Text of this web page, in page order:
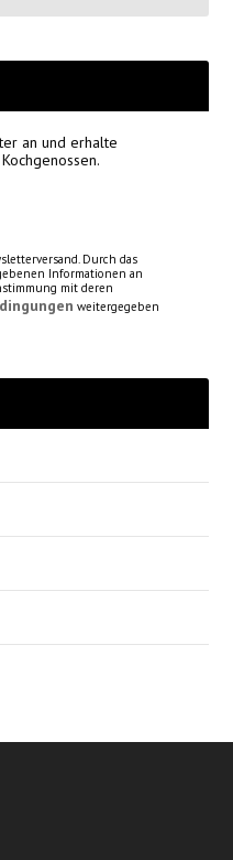
an und erhalte
Durch das
Informationen an
mit deren
weitergegeben